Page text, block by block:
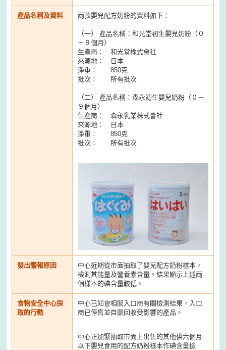
產品名稱及資料 兩款嬰兒配方奶粉的資料如下：
（一） 產品名稱：和光堂初生嬰兒奶粉（０
－９個月）
生產商︰ 和光堂株式會社
來源地： 日本
淨重： 850克
批次： 所有批次
（二） 產品名稱：森永初生嬰兒奶粉（０－
９個月）
生產商︰ 森永乳業株式會社
來源地： 日本
淨重： 850克
批次： 所有批次
發出警報原因
中心近期從市面抽取了嬰兒配方奶粉樣本，
檢測其能量及營養素含量。結果顯示上述兩
個樣本的碘含量較低。
食物安全中心採
取的行動
中心已知會相關入口商有關檢測結果，入口
商已停售並自願回收受影響的產品。
中心正加緊抽取市面上出售的其他供六個月
以下嬰兒食用的配方奶粉樣本作碘含量檢